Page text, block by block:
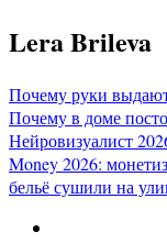
Перейти
к
Lera Brileva
Почему руки
Почему в доме
Нейровизуалист
Money 2026:
бельё сушили на